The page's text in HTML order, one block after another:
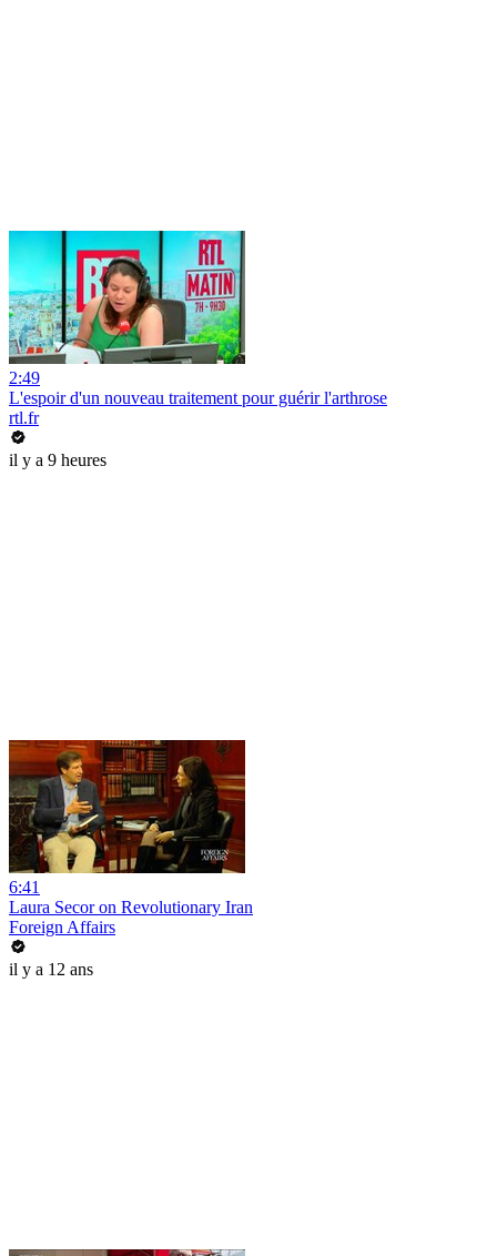
2:49
L'espoir d'un nouveau traitement pour guérir l'arthrose
rtl.fr
il y a 9 heures
6:41
Laura Secor on Revolutionary Iran
Foreign Affairs
il y a 12 ans